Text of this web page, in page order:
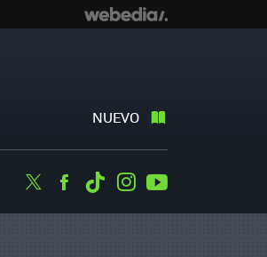
NUEVO
TwitterFacebook
TiktokInstagram